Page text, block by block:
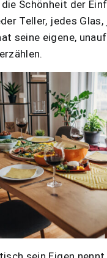
Schönheit der
Teller, jedes Glas,
seine eigene,